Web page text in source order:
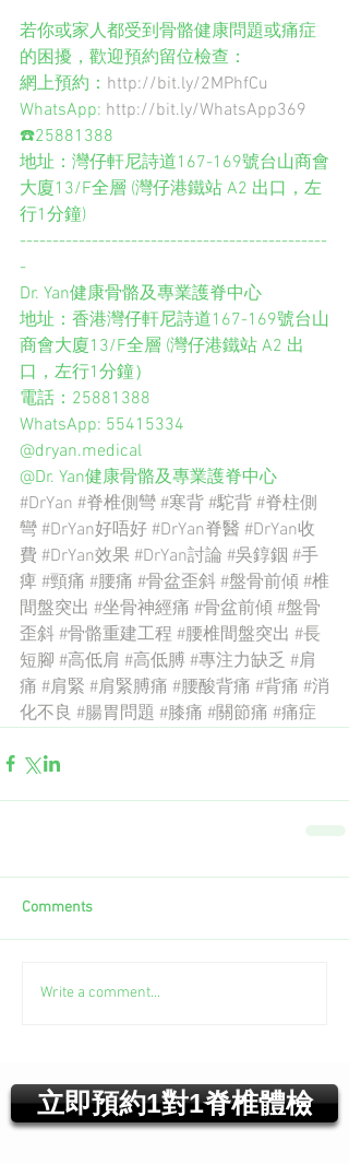
若你或家人都受到骨骼健康問題或痛症
的困擾，歡迎預約留位檢查：
網上預約： http://bit.ly/2MPhfCu
WhatsApp: http://bit.ly/WhatsApp369
☎️25881388
地址：灣仔軒尼詩道167-169號台山商會
大廈13/F全層 (灣仔港鐵站 A2 出口，左
行1分鐘)
-----------------------------------------------
-
Dr. Yan健康骨骼及專業護脊中心
地址：香港灣仔軒尼詩道167-169號台山
商會大廈13/F全層 (灣仔港鐵站 A2 出
口，左行1分鐘）
電話：25881388
WhatsApp: 55415334
@dryan.medical
@Dr. Yan健康骨骼及專業護脊中心
#DrYan #脊椎側彎 #寒背 #駝背 #脊柱側
彎 #DrYan好唔好 #DrYan脊醫 #DrYan收
費 #DrYan效果 #DrYan討論 #吳錞銦 #手
痺 #頸痛 #腰痛 #骨盆歪斜 #盤骨前傾 #椎
間盤突出 #坐骨神經痛 #骨盆前傾 #盤骨
歪斜 #骨骼重建工程 #腰椎間盤突出 #長
短腳 #高低肩 #高低膊 #專注力缺乏 #肩
痛 #肩緊 #肩緊膊痛 #腰酸背痛 #背痛 #消
化不良 #腸胃問題 #膝痛 #關節痛 #痛症
Comments
Write a comment...
立即預約1對1脊椎體檢